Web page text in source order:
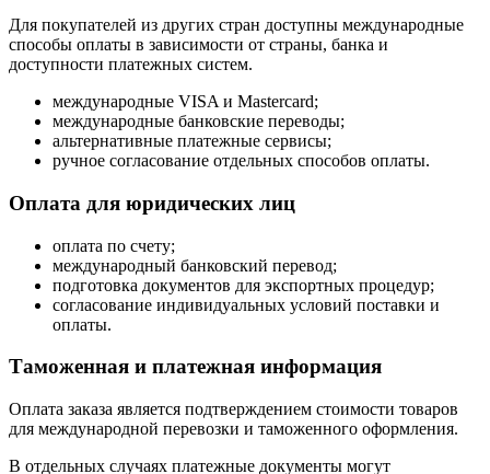
Для покупателей из других стран доступны международные
способы оплаты в зависимости от страны, банка и
доступности платежных систем.
международные VISA и Mastercard;
международные банковские переводы;
альтернативные платежные сервисы;
ручное согласование отдельных способов оплаты.
Оплата для юридических лиц
оплата по счету;
международный банковский перевод;
подготовка документов для экспортных процедур;
согласование индивидуальных условий поставки и
оплаты.
Таможенная и платежная информация
Оплата заказа является подтверждением стоимости товаров
для международной перевозки и таможенного оформления.
В отдельных случаях платежные документы могут